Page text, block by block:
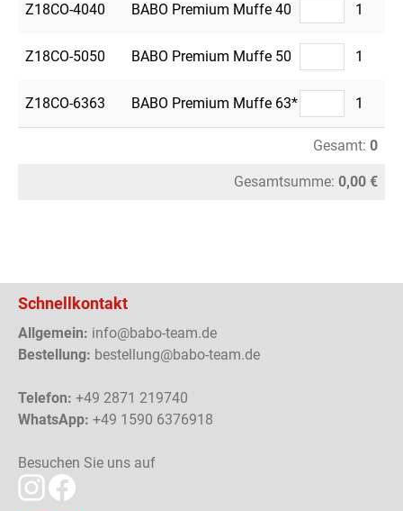
Z18CO-4040 BABO Premium Muffe 40 1
Z18CO-5050 BABO Premium Muffe 50 1
Z18CO-6363 BABO Premium Muffe 63* 1
Gesamt: 0
Gesamtsumme: 0,00 €
Schnellkontakt
Allgemein: info@babo-team.de
Bestellung: bestellung@babo-team.de
Telefon: +49 2871 219740
WhatsApp: +49 1590 6376918
Besuchen Sie uns auf